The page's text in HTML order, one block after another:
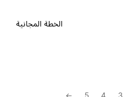
الخطة المجانية
3
4
5
→